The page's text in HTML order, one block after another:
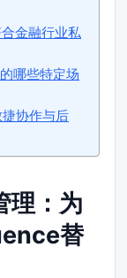
金融行业私
哪些特定场
协作与后
理：为
替